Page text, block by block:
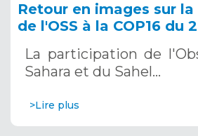
Retour en images sur
de l'OSS à la COP16 du
Saoudite
La participation de
Sahara et du Sahel…
>Lire plus